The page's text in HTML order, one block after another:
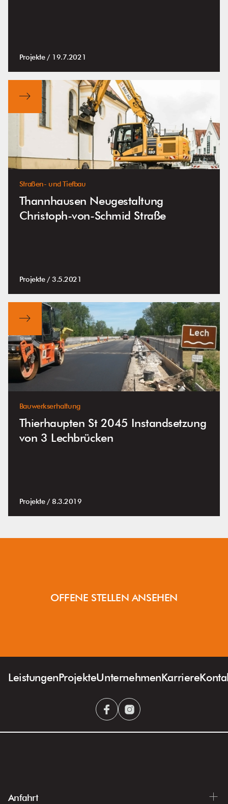
Projekte / 19.7.2021
Straßen- und Tiefbau
Thannhausen Neugestaltung
Christoph-von-Schmid Straße
Projekte / 3.5.2021
Bauwerkserhaltung
Thierhaupten St 2045 Instandsetzung
von 3 Lechbrücken
Projekte / 8.3.2019
OFFENE STELLEN ANSEHEN
LeistungenProjekteUnternehmenKarriere
Anfahrt